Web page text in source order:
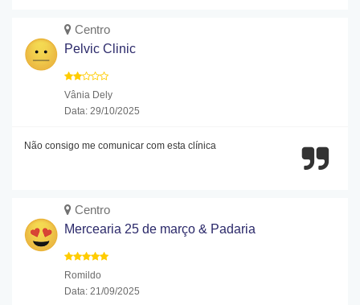
Centro
Pelvic Clinic
Vânia Dely
Data: 29/10/2025
Não consigo me comunicar com esta clínica
Centro
Mercearia 25 de março & Padaria
Romildo
Data: 21/09/2025